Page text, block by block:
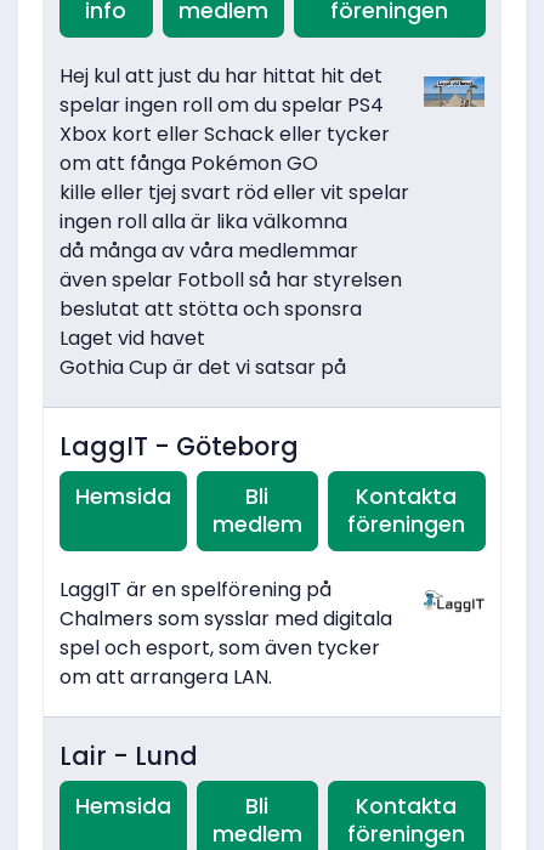
info medlem föreningen
Hej kul att just du har hittat hit det
spelar ingen roll om du spelar PS4
Xbox kort eller Schack eller tycker
om att fånga Pokémon GO
kille eller tjej svart röd eller vit spelar
ingen roll alla är lika välkomna
då många av våra medlemmar
även spelar Fotboll så har styrelsen
beslutat att stötta och sponsra
Laget vid havet
Gothia Cup är det vi satsar på
LaggIT - Göteborg
Hemsida
Bli
medlem
Kontakta
föreningen
LaggIT är en spelförening på
Chalmers som sysslar med digitala
spel och esport, som även tycker
om att arrangera LAN.
Lair - Lund
Hemsida
Bli
medlem
Kontakta
föreningen